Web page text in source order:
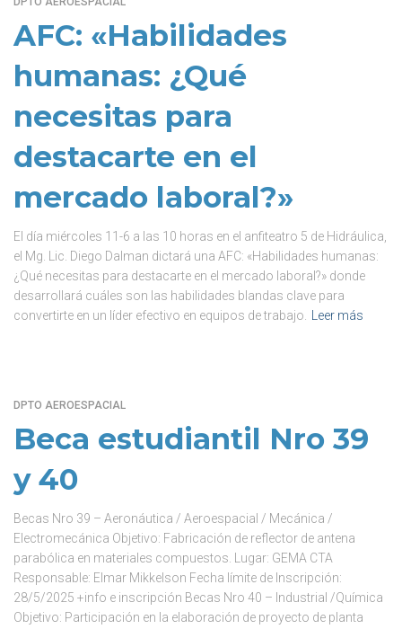
AFC: «Habilidades
humanas: ¿Qué
necesitas para
destacarte en el
mercado laboral?»
El día miércoles 11-6 a las 10 horas en el anfiteatro 5 de Hidráulica,
el Mg. Lic. Diego Dalman dictará una AFC: «Habilidades humanas:
¿Qué necesitas para destacarte en el mercado laboral?» donde
desarrollará cuáles son las habilidades blandas clave para
convertirte en un líder efectivo en equipos de trabajo.
Leer más
DPTO AEROESPACIAL
Beca estudiantil Nro 39
y 40
Becas Nro 39 – Aeronáutica / Aeroespacial / Mecánica /
Electromecánica Objetivo: Fabricación de reflector de antena
parabólica en materiales compuestos. Lugar: GEMA CTA
Responsable: Elmar Mikkelson Fecha límite de Inscripción:
28/5/2025 +info e inscripción Becas Nro 40 – Industrial /Química
Objetivo: Participación en la elaboración de proyecto de planta